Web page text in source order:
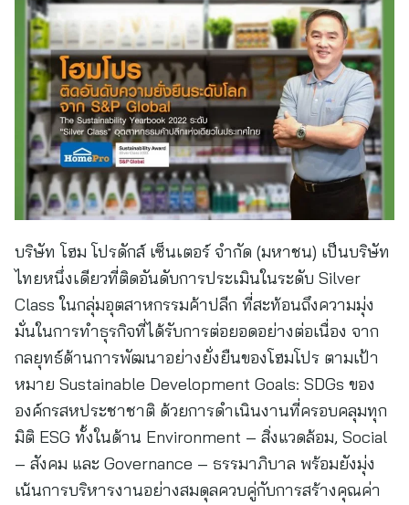
บริษัท โฮม โปรดักส์ เซ็นเตอร์ จำกัด (มหาชน) เป็นบริษัท
ไทยหนึ่งเดียวที่ติดอันดับการประเมินในระดับ Silver
Class ในกลุ่มอุตสาหกรรมค้าปลีก ที่สะท้อนถึงความมุ่ง
มั่นในการทำธุรกิจที่ได้รับการต่อยอดอย่างต่อเนื่อง จาก
กลยุทธ์ด้านการพัฒนาอย่างยั่งยืนของโฮมโปร ตามเป้า
หมาย Sustainable Development Goals: SDGs ของ
องค์กรสหประชาชาติ ด้วยการดำเนินงานที่ครอบคลุมทุก
มิติ ESG ทั้งในด้าน Environment – สิ่งแวดล้อม, Social
– สังคม และ Governance – ธรรมาภิบาล พร้อมยังมุ่ง
เน้นการบริหารงานอย่างสมดุลควบคู่กับการสร้างคุณค่า